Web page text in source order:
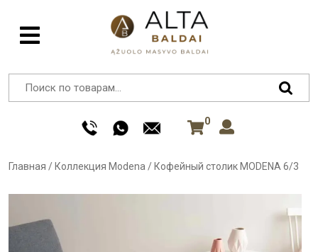
0
Главная / Коллекция Modena / Кофейный столик MODENA 6/3